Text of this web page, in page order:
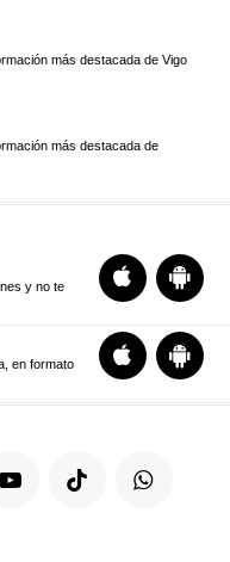
más destacada de Vigo
más destacada de
y no te
en formato